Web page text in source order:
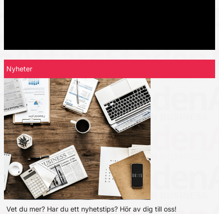
Nyheter
Vet du mer? Har du ett nyhetstips? Hör av dig till oss!